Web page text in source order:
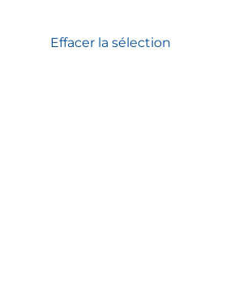
Effacer la sélection